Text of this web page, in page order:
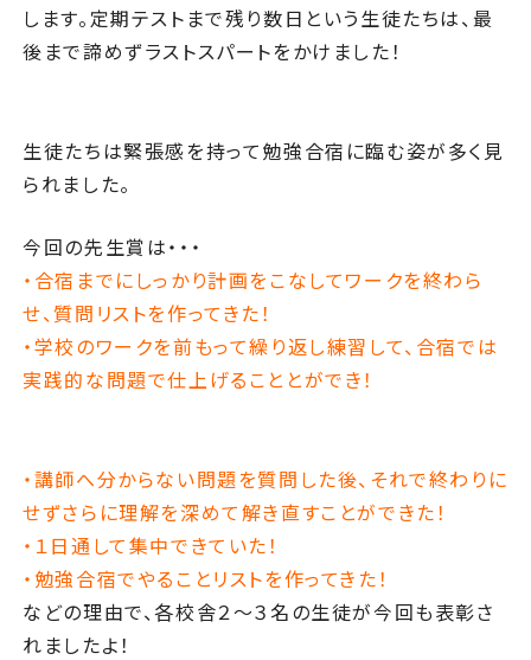
します。定期テストまで残り数日という生徒たちは、最
後まで諦めずラストスパートをかけました！
生徒たちは緊張感を持って勉強合宿に臨む姿が多く見
られました。
今回の先生賞は・・・
・合宿までにしっかり計画をこなしてワークを終わら
せ、質問リストを作ってきた！
・学校のワークを前もって繰り返し練習して、合宿では
実践的な問題で仕上げることとができ！
・講師へ分からない問題を質問した後、それで終わりに
せずさらに理解を深めて解き直すことができた！
・１日通して集中できていた！
・勉強合宿でやることリストを作ってきた！
などの理由で、各校舎２～３名の生徒が今回も表彰さ
れましたよ！